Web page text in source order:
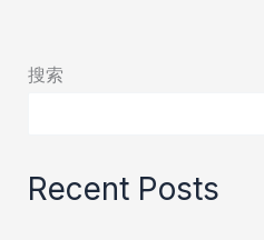
搜索
Recent Posts